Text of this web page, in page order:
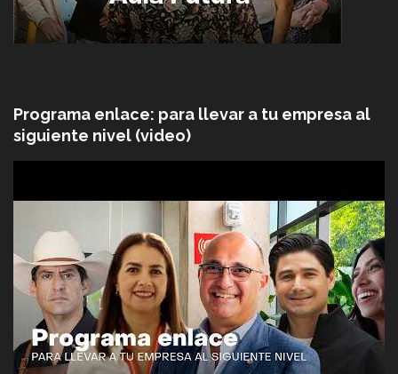
Programa enlace: para llevar a tu empresa al
siguiente nivel (video)